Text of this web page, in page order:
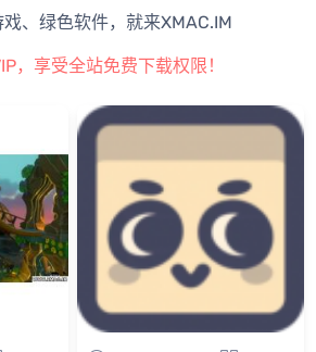
、绿色软件，就来XMAC.IM
，享受全站免费下载权限！